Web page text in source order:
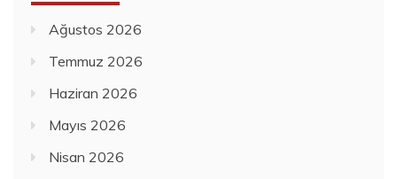
Ağustos 2026
Temmuz 2026
Haziran 2026
Mayıs 2026
Nisan 2026